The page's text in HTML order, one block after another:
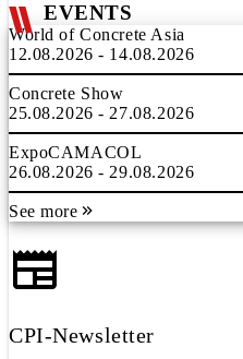
EVENTS
World of Concrete Asia
12.08.2026 - 14.08.2026
Concrete Show
25.08.2026 - 27.08.2026
ExpoCAMACOL
26.08.2026 - 29.08.2026
See more
CPI-Newsletter